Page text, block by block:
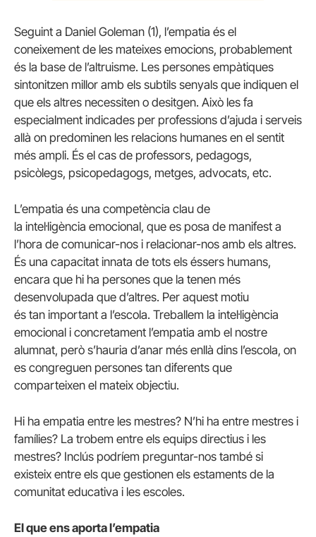
Seguint a Daniel Goleman (1), l’empatia és el
coneixement de les mateixes emocions, probablement
és la base de l’altruisme. Les persones empàtiques
sintonitzen millor amb els subtils senyals que indiquen el
que els altres necessiten o desitgen. Això les fa
especialment indicades per professions d’ajuda i serveis
allà on predominen les relacions humanes en el sentit
més ampli. És el cas de professors, pedagogs,
psicòlegs, psicopedagogs, metges, advocats, etc.
L’empatia és una competència clau de
la intel·ligència emocional, que es posa de manifest a
l’hora de comunicar-nos i relacionar-nos amb els altres.
És una capacitat innata de tots els éssers humans,
encara que hi ha persones que la tenen més
desenvolupada que d’altres. Per aquest motiu
és tan important a l’escola. Treballem la intel·ligència
emocional i concretament l’empatia amb el nostre
alumnat, però s’hauria d’anar més enllà dins l’escola, on
es congreguen persones tan diferents que
comparteixen el mateix objectiu.
Hi ha empatia entre les mestres? N’hi ha entre mestres i
famílies? La trobem entre els equips directius i les
mestres? Inclús podríem preguntar-nos també si
existeix entre els que gestionen els estaments de la
comunitat educativa i les escoles.
El que ens aporta l’empatia